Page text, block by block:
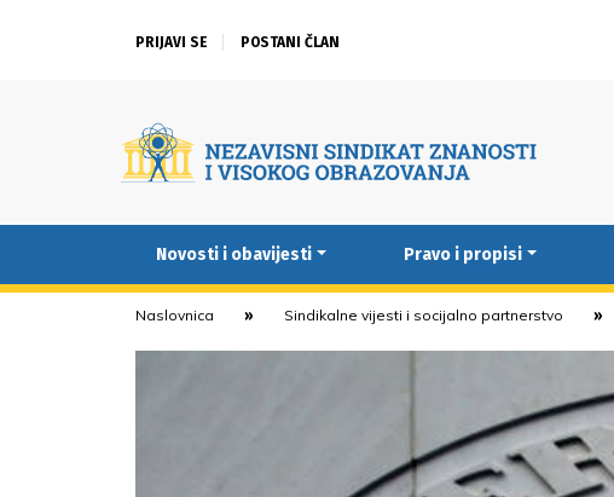
PRIJAVI SE POSTANI ČLAN
Novosti i obavijesti Pravo i propisi
Naslovnica Sindikalne vijesti i socijalno partnerstvo